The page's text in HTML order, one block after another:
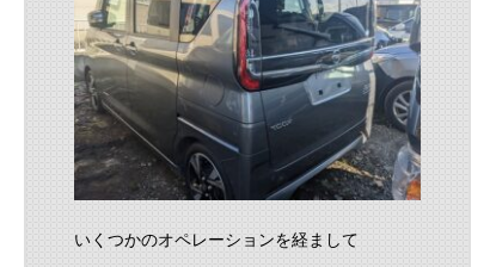
いくつかのオペレーションを経まして